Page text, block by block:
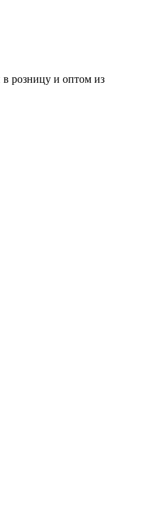
в розницу и оптом из